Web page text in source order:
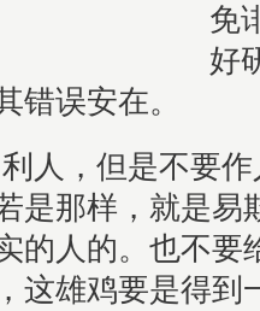
免
好
错误安在。
人，但是不要
是那样，就是易
的人的。也不要
这雄鸡要是得到